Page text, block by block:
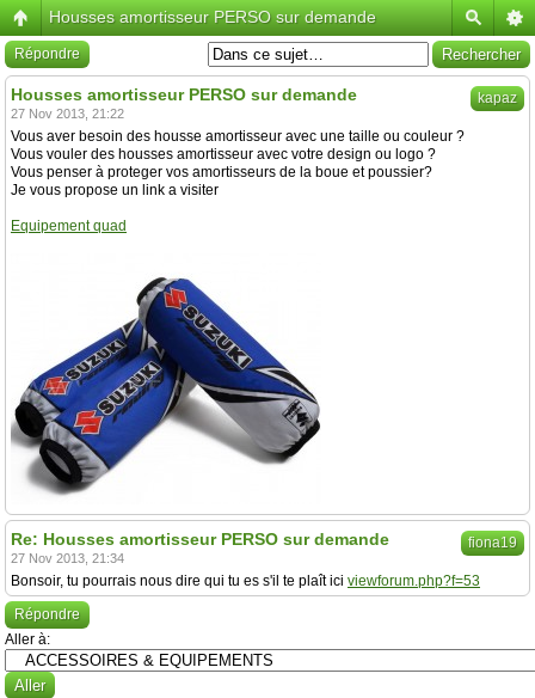
Housses amortisseur PERSO sur demande
Répondre
kapaz
Housses amortisseur PERSO sur demande
27 Nov 2013, 21:22
Vous aver besoin des housse amortisseur avec une taille ou couleur ?
Vous vouler des housses amortisseur avec votre design ou logo ?
Vous penser à proteger vos amortisseurs de la boue et poussier?
Je vous propose un link a visiter
Equipement quad
fiona19
Re: Housses amortisseur PERSO sur demande
27 Nov 2013, 21:34
Bonsoir, tu pourrais nous dire qui tu es s'il te plaît ici viewforum.php?f=53
Répondre
Aller à: